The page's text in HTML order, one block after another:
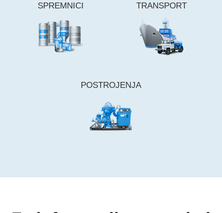
SPREMNICI TRANSPORT
POSTROJENJA